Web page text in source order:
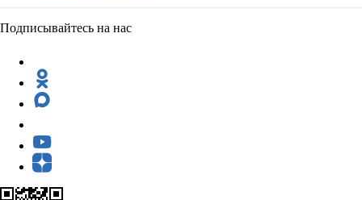
Подписывайтесь на нас